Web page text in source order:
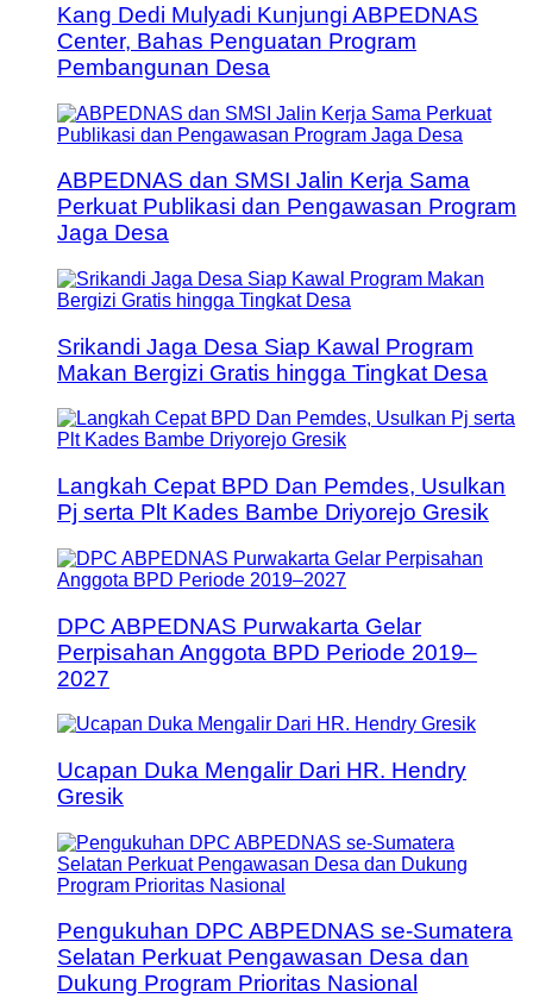
Kang Dedi Mulyadi Kunjungi ABPEDNAS
Center, Bahas Penguatan Program
Pembangunan Desa
ABPEDNAS dan SMSI Jalin Kerja Sama
Perkuat Publikasi dan Pengawasan Program
Jaga Desa
Srikandi Jaga Desa Siap Kawal Program
Makan Bergizi Gratis hingga Tingkat Desa
Langkah Cepat BPD Dan Pemdes, Usulkan
Pj serta Plt Kades Bambe Driyorejo Gresik
DPC ABPEDNAS Purwakarta Gelar
Perpisahan Anggota BPD Periode 2019–
2027
Ucapan Duka Mengalir Dari HR. Hendry
Gresik
Pengukuhan DPC ABPEDNAS se-Sumatera
Selatan Perkuat Pengawasan Desa dan
Dukung Program Prioritas Nasional